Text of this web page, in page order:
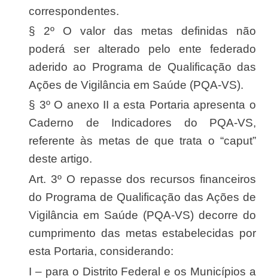
correspondentes.
§ 2º O valor das metas definidas não
poderá ser alterado pelo ente federado
aderido ao Programa de Qualificação das
Ações de Vigilância em Saúde (PQA-VS).
§ 3º O anexo II a esta Portaria apresenta o
Caderno de Indicadores do PQA-VS,
referente às metas de que trata o “caput”
deste artigo.
Art. 3º O repasse dos recursos financeiros
do Programa de Qualificação das Ações de
Vigilância em Saúde (PQA-VS) decorre do
cumprimento das metas estabelecidas por
esta Portaria, considerando:
I – para o Distrito Federal e os Municípios a